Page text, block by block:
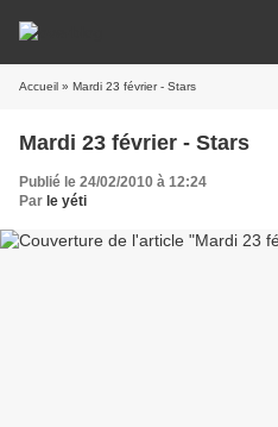
Accueil » Mardi 23 février - Stars
Mardi 23 février - Stars
Publié le 24/02/2010 à 12:24
Par le yéti